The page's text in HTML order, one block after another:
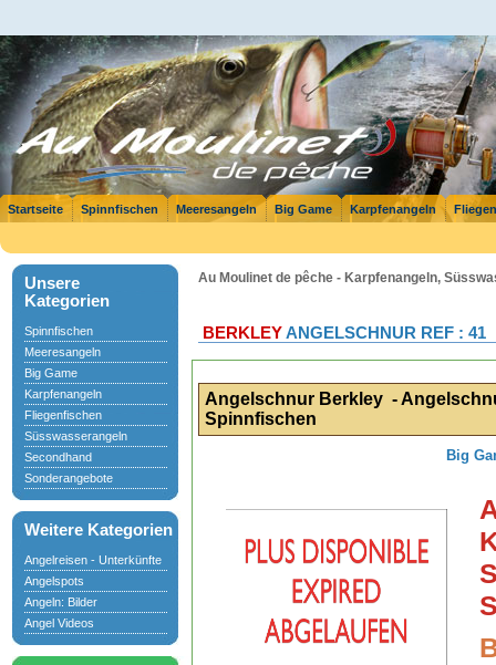
Startseite Spinnfischen Meeresangeln Big Game Karpfenangeln
Unsere
Kategorien
Spinnfischen
Meeresangeln
Big Game
Karpfenangeln
Fliegenfischen
Süsswasserangeln
Secondhand
Sonderangebote
Weitere Kategorien
Angelreisen - Unterkünfte
Angelspots
Angeln: Bilder
Angel Videos
Au Moulinet de pêche - Karpfenangeln,
BERKLEYANGELSCHNUR REF : 41
Angelschnur Berkley -
Spinnfischen
Big